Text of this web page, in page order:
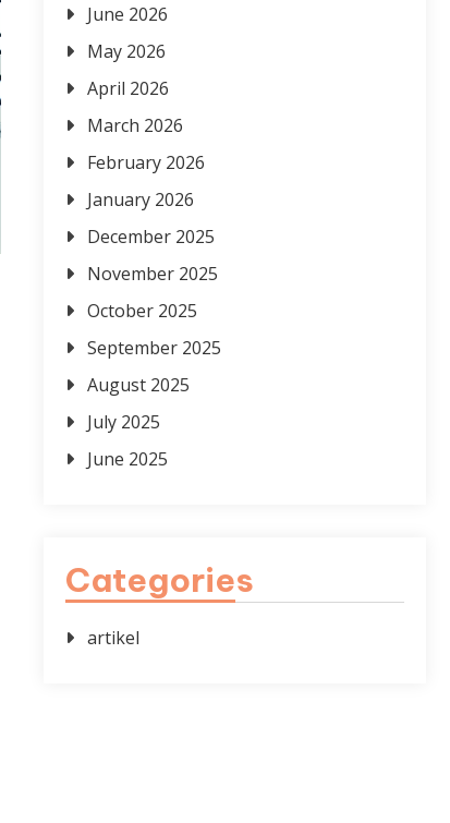
June 2026
May 2026
April 2026
March 2026
February 2026
January 2026
December 2025
November 2025
October 2025
September 2025
August 2025
July 2025
June 2025
Categories
artikel